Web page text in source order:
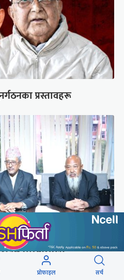
प्रस्तावहरू
शपथ (तस्वीरहरू)
प्रोफाइल सर्च